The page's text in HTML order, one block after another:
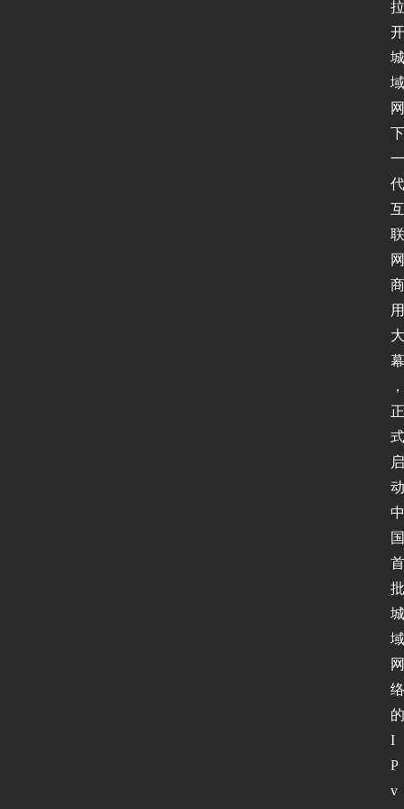
拉
开
城
域
网
下
一
代
互
联
网
商
用
大
幕
，
正
式
启
动
中
国
首
批
城
域
网
络
的
I
P
v